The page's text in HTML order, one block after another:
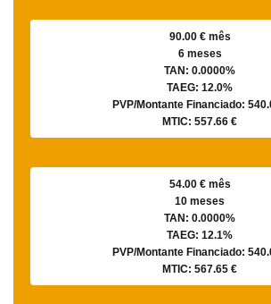
90.00 € mês
6 meses
TAN: 0.0000%
TAEG: 12.0%
PVP/Montante Financiado:
MTIC: 557.66 €
54.00 € mês
10 meses
TAN: 0.0000%
TAEG: 12.1%
PVP/Montante Financiado:
MTIC: 567.65 €